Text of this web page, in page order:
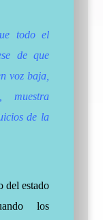
todo el
de que
voz baja,
muestra
de la
del estado
los